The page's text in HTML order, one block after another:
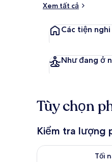
Xem tất cả
Các tiện nghi
Như đang ở
Tùy chọn
Kiểm tra lượng
Tối
Kiểm tra lượng